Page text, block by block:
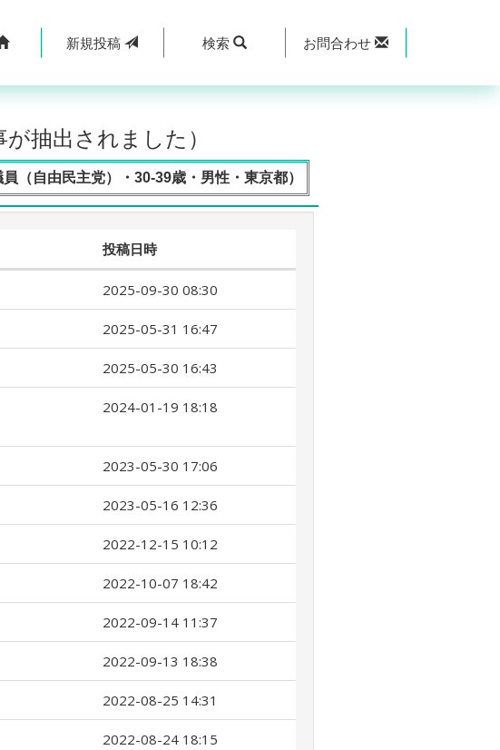
新規投稿 検索 お問合わせ
抽出されました）
自由民主党）・30-39歳・男性・東京都）
投稿日時
2025-09-30 08:30
2025-05-31 16:47
2025-05-30 16:43
2024-01-19 18:18
2023-05-30 17:06
2023-05-16 12:36
2022-12-15 10:12
2022-10-07 18:42
2022-09-14 11:37
2022-09-13 18:38
2022-08-25 14:31
2022-08-24 18:15